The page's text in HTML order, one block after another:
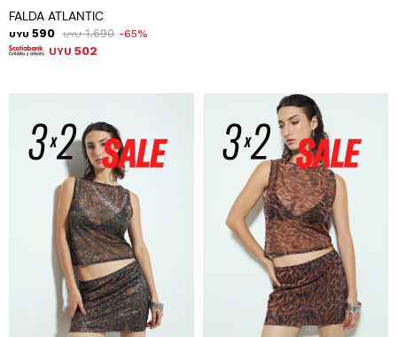
FALDA ATLANTIC
UYU 590 UYU 1.690 65
UYU 502